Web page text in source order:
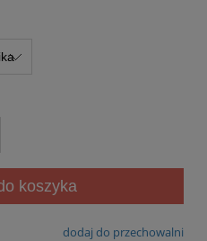
koszyka
dodaj do przechowalni